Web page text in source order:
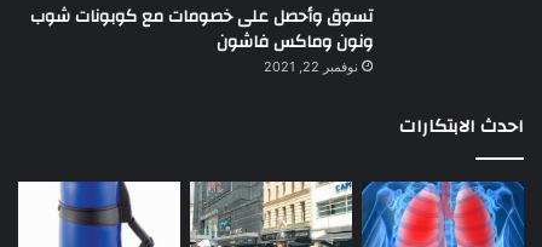
تسوق وأحصل على خصومات مع كوبونات شوب
ونون وماكس فاشون
نوفمبر 22, 2021
احدث الابتكارات